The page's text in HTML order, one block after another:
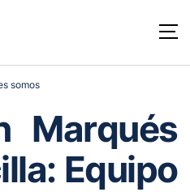
somos
Marqués
Equipo